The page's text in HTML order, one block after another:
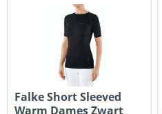
Falke Short Sleeved
Warm Dames Zwart